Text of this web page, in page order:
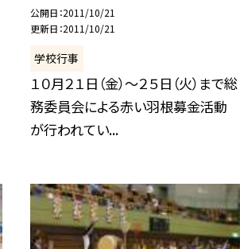
公開日 2011/10/21
更新日 2011/10/21
学校行事
１０月２１日（金）〜２５日（火）まで総
務委員会による赤い羽根募金活動
が行われてい...